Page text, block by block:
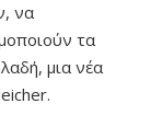
να
τα
μια νέα